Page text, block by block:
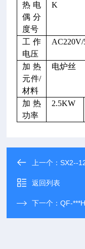
热电
偶分
度号
K
工作
电压
AC220V/
加热
元件/
材料
电炉丝
加热
功率
2.5KW
上一个：SX2--
返回列表
下一个：QF-